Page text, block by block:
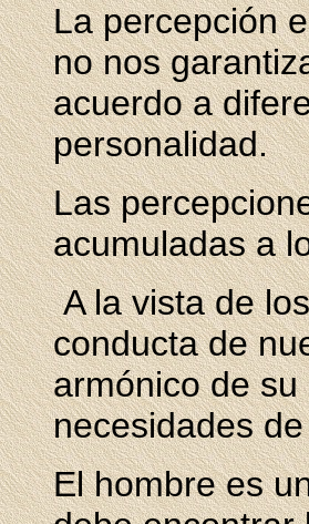
La percepción
no nos
acuerdo a
personalidad.
Las
acumuladas a
A la vista de
conducta de
armónico de
necesidades
El hombre es